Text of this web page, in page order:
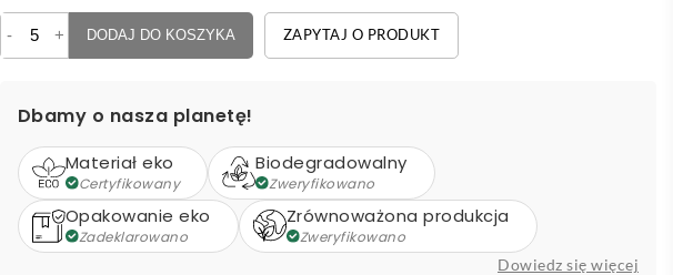
-
ilość
termometrem
+ DODAJ DO KOSZYKA ZAPYTAJ O PRODUKT
Dbamy o nasza planetę!
Materiał eko
Certyfikowany
Biodegradowalny
Zweryfikowano
Opakowanie eko
Zadeklarowano
Zrównoważona produkcja
Zweryfikowano
Dowiedz się więcej